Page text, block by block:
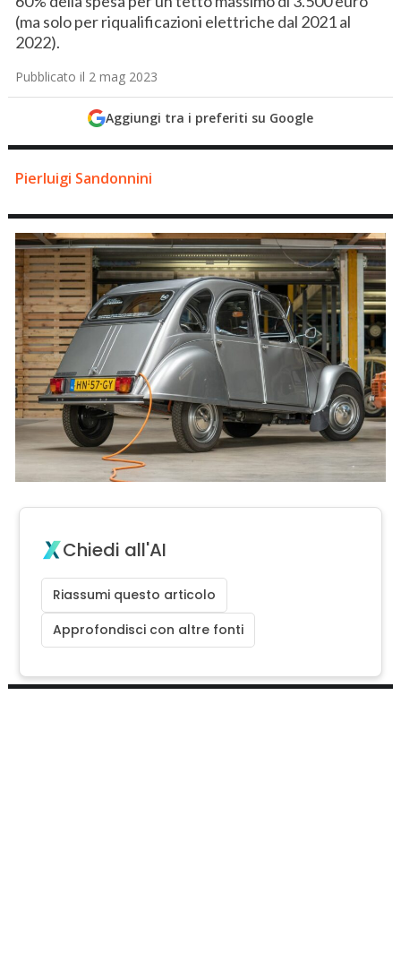
(ma solo per riqualificazioni elettriche dal 2021 al
2022).
Pubblicato il 2 mag 2023
Aggiungi tra i preferiti su Google
Pierluigi Sandonnini
Chiedi all'AI
Riassumi questo articolo
Approfondisci con altre fonti